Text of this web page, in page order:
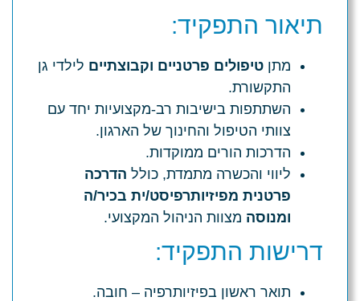
תיאור התפקיד:
מתן טיפולים פרטניים וקבוצתיים לילדי גן
התקשורת.
השתתפות בישיבות רב-מקצועיות יחד עם
צוותי הטיפול והחינוך של הארגון.
הדרכות הורים ממוקדות.
ליווי והכשרה מתמדת, כולל הדרכה
פרטנית מפיזיותרפיסט/ית בכיר/ה
ומנוסה מצוות הניהול המקצועי.
דרישות התפקיד:
תואר ראשון בפיזיותרפיה – חובה.